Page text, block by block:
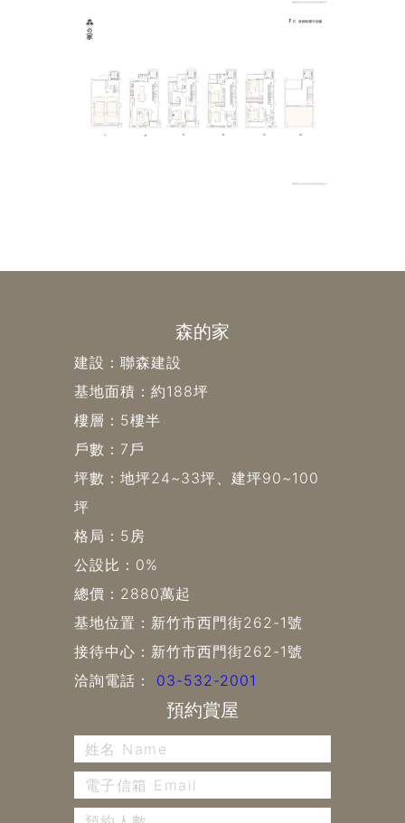
森的家
建設：聯森建設
基地面積：約188坪
樓層：5樓半
戶數：7戶
坪數：地坪24~33坪、建坪90~100
坪
格局：5房
公設比：0%
總價：2880萬起
基地位置：新竹市西門街262-1號
接待中心：新竹市西門街262-1號
洽詢電話： 03-532-2001
預約賞屋